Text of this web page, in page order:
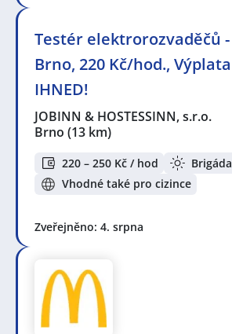
Testér elektrorozvaděčů -
Brno, 220 Kč/hod., Výplata
IHNED!
JOBINN & HOSTESSINN, s.r.o.
Brno (13 km)
220 – 250 Kč / hod
Brigáda
Vhodné také pro cizince
Zveřejněno: 4. srpna